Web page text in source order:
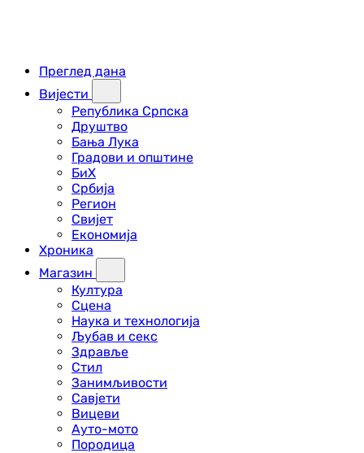
Преглед дана
Вијести
Република Српска
Друштво
Бања Лука
Градови и општине
БиХ
Србија
Регион
Свијет
Економија
Хроника
Магазин
Култура
Сцена
Наука и технологија
Љубав и секс
Здравље
Стил
Занимљивости
Савјети
Вицеви
Ауто-мото
Породица